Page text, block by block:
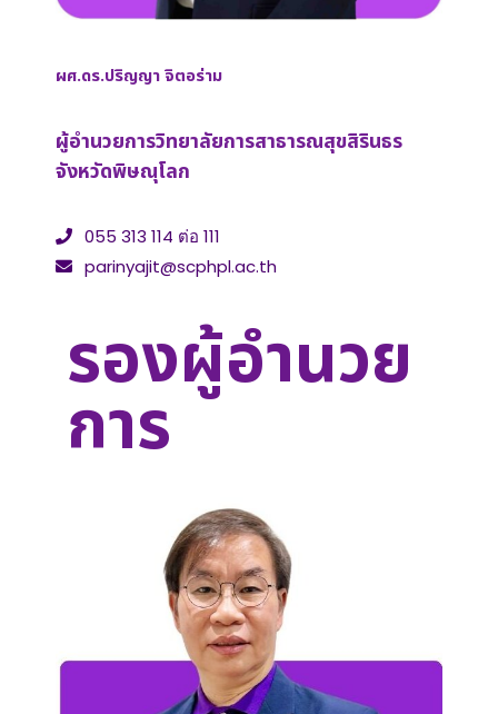
ผศ.ดร.ปริญญา จิตอร่าม
ผู้อำนวยการวิทยาลัยการสาธารณสุขสิรินธร
จังหวัดพิษณุโลก
055 313 114 ต่อ 111
parinyajit@scphpl.ac.th
รองผู้อำนวย
การ